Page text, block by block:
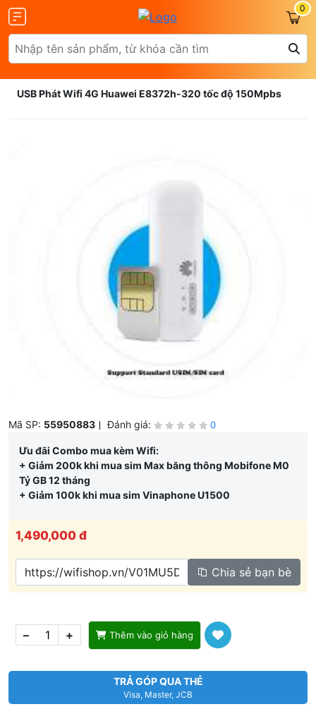
0
USB Phát Wifi 4G Huawei E8372h-320 tốc độ 150Mpbs
Mã SP: 55950883 Đánh giá: 0
Ưu đãi Combo mua kèm Wifi:
+ Giảm 200k khi mua sim Max băng thông Mobifone M0
Tỷ GB 12 tháng
+ Giảm 100k khi mua sim Vinaphone U1500
1,490,000 đ
Chia sẻ bạn bè
– + Thêm vào giỏ hàng
TRẢ GÓP QUA THẺ
Visa, Master, JCB